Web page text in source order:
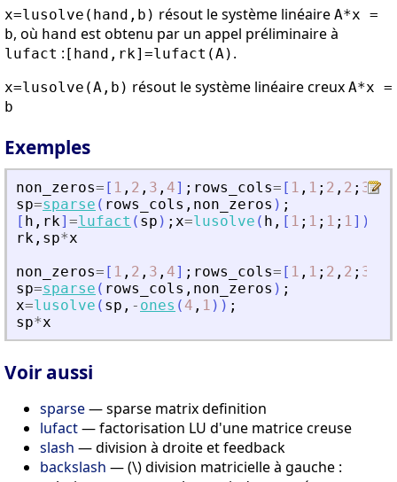
x=lusolve(hand,b) résout le système linéaire A*x =
b, où hand est obtenu par un appel préliminaire à
lufact : [hand,rk]=lufact(A) .
x=lusolve(A,b) résout le système linéaire creux A*x =
b
Exemples
non_zeros= [ 1 , 2 , 3 , 4] ; rows_cols= [ 1 , 1 ; 2 , 2 ; 3,3
sp=sparse ( rows_cols , non_zeros ) ;
[ h , rk] =lufact ( sp ) ; x=lusolve ( h , [ 1 ; 1 ; 1 ; 1] )
rk , sp*x
non_zeros= [ 1 , 2 , 3 , 4] ; rows_cols= [ 1 , 1 ; 2 , 2 ; 3
sp=sparse ( rows_cols , non_zeros ) ;
x=lusolve ( sp , - ones ( 4 , 1 ) ) ;
sp*x
Voir aussi
sparse— sparse matrix definition
lufact— factorisation LU d'une matrice creuse
slash — division à droite et feedback
backslash — (\) division matricielle à gauche :